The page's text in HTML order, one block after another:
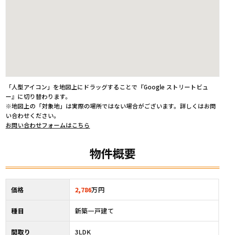
「人型アイコン」を地図上にドラッグすることで『Google ストリートビュ
ー』に切り替わります。
※地図上の「対象地」は実際の場所ではない場合がございます。詳しくはお問
い合わせください。
お問い合わせフォームはこちら
物件概要
価格 2,786万円
種目 新築一戸建て
間取り 3LDK